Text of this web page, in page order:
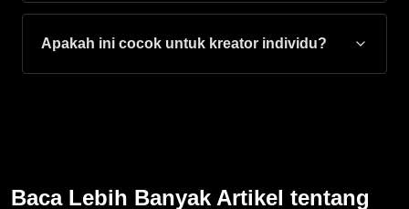
Apakah ini cocok untuk kreator individu?
Baca Lebih Banyak Artikel tentang